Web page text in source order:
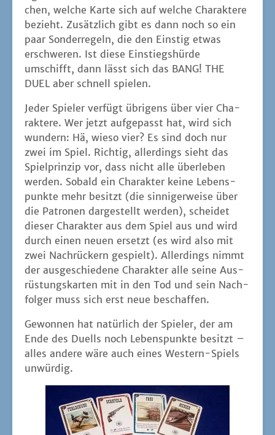
chen, wel­che Kar­te sich auf wel­che Cha­rak­te­re
bezieht. Zusätz­lich gibt es dann noch so ein
paar Son­der­re­geln, die den Eins­tig etwas
erschwe­ren. Ist die­se Ein­stiegs­hür­de
umschifft, dann lässt sich das BANG! THE
DUEL aber schnell spielen.
Jeder Spie­ler ver­fügt übri­gens über vier Cha­
rak­te­re. Wer jetzt auf­ge­passt hat, wird sich
wun­dern: Hä, wie­so vier? Es sind doch nur
zwei im Spiel. Rich­tig, aller­dings sieht das
Spiel­prin­zip vor, dass nicht alle über­le­ben
wer­den. Sobald ein Cha­rak­ter kei­ne Lebens­
punk­te mehr besitzt (die sin­ni­ger­wei­se über
die Patro­nen dar­ge­stellt wer­den), schei­det
die­ser Cha­rak­ter aus dem Spiel aus und wird
durch einen neu­en ersetzt (es wird also mit
zwei Nach­rü­ckern gespielt). Aller­dings nimmt
der aus­ge­schie­de­ne Cha­rak­ter alle sei­ne Aus­
rüs­tungs­kar­ten mit in den Tod und sein Nach­
fol­ger muss sich erst neue beschaffen.
Gewon­nen hat natür­lich der Spie­ler, der am
Ende des Duells noch Lebens­punk­te besitzt –
alles ande­re wäre auch eines Wes­tern-Spiels
unwürdig.